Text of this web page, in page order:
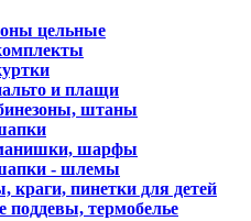
цельные
и плащи
штаны
шарфы
- шлемы
краги, пинетки для детей
поддевы, термобелье